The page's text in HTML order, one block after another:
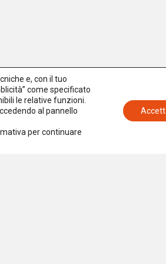
e, con il tuo
come specificato
le relative funzioni.
al pannello
per continuare